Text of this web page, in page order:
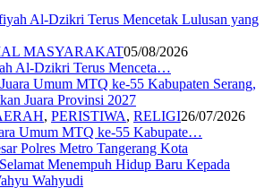
MASYARAKAT05/08/2026
Al-Dzikri Terus Menceta…
, PERISTIWA, RELIGI26/07/2026
Umum MTQ ke-55 Kabupate…